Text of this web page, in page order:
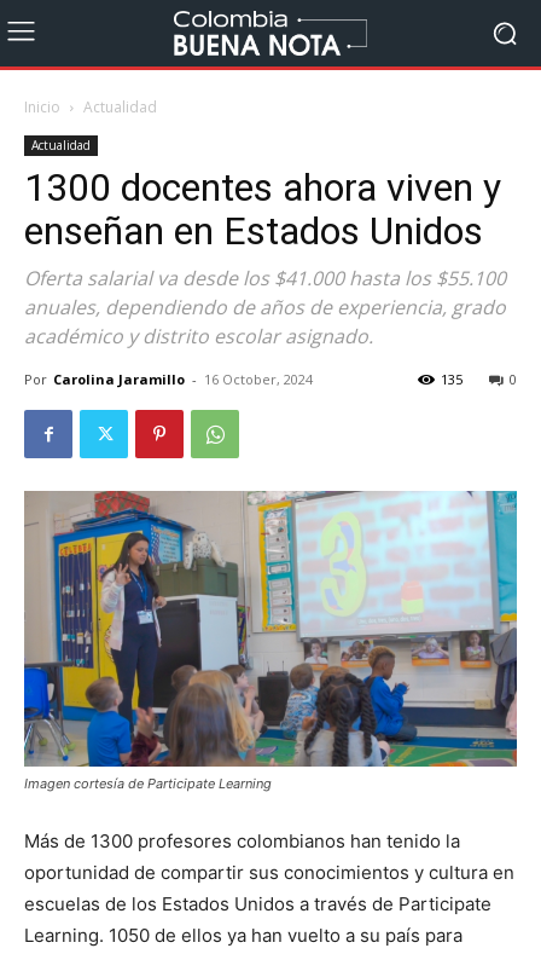
Inicio Actualidad
Actualidad
1300 docentes ahora viven y
enseñan en Estados Unidos
Oferta salarial va desde los $41.000 hasta los $55.100
anuales, dependiendo de años de experiencia, grado
académico y distrito escolar asignado.
Por Carolina Jaramillo - 16 October, 2024 0
135
Imagen cortesía de Participate Learning
Más de 1300 profesores colombianos han tenido la
oportunidad de compartir sus conocimientos y cultura en
escuelas de los Estados Unidos a través de Participate
Learning. 1050 de ellos ya han vuelto a su país para